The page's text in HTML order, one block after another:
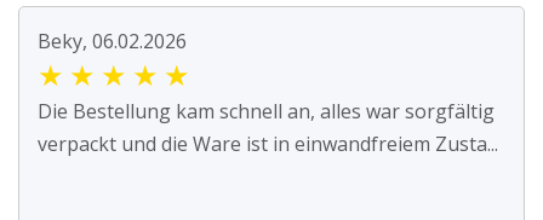
Beky, 06.02.2026
★ ★ ★ ★ ★
Die Bestellung kam schnell an, alles war sorgfältig
verpackt und die Ware ist in einwandfreiem Zusta...